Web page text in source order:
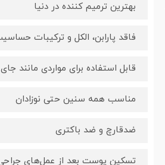
بهترین ترمیم کننده در دنیا
فاقد پارابن، الکل و ترکیبات
قابل استفاده برای مواردی مانند
مناسب همه سنین حتی نوزادان
ضدقارچ و ضد باکتری
تسکین پوست بعد از عمل‌های جراحی